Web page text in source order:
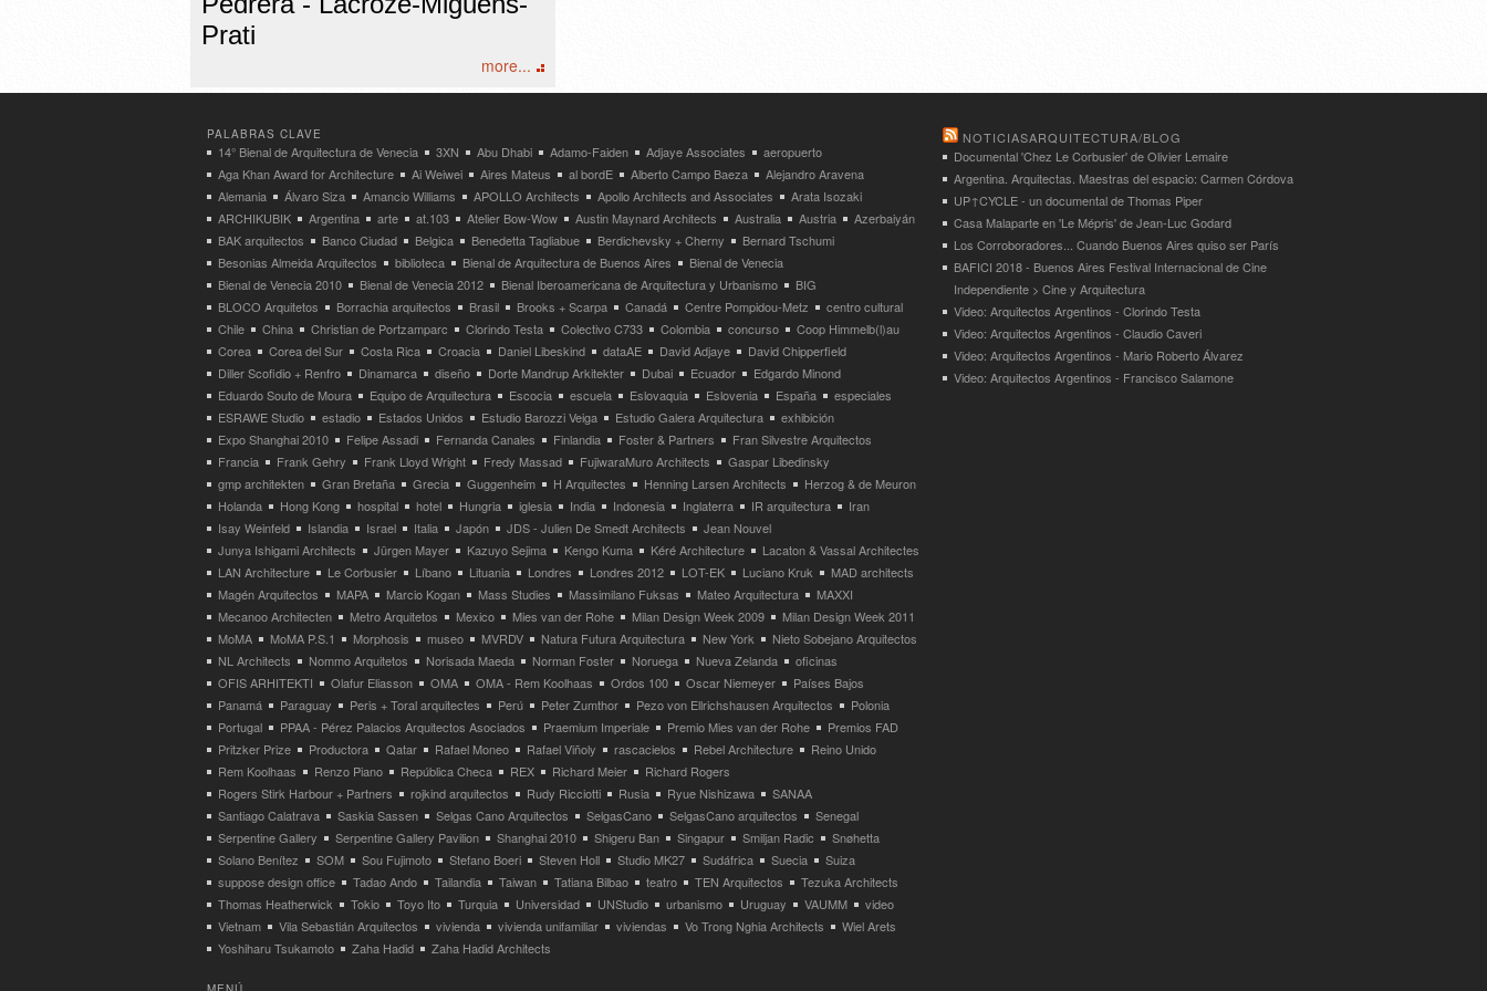
Prati
more...
PALABRAS CLAVE
14° Bienal de Arquitectura de Venecia 3XN Abu Dhabi Adamo-Faiden Adjaye Associates
aeropuerto
Aga Khan Award for Architecture
Ai Weiwei Aires Mateus al bordE Alberto Campo Baeza
Alejandro Aravena
Alemania
Álvaro Siza Amancio Williams APOLLO Architects Apollo Architects and Associates
Arata Isozaki
ARCHIKUBIK
Argentina arte at.103 Atelier Bow-Wow Austin Maynard Architects Australia Austria
Azerbaiyán
BAK arquitectos
Banco Ciudad Belgica Benedetta Tagliabue Berdichevsky + Cherny
Bernard Tschumi
Besonias Almeida Arquitectos
biblioteca Bienal de Arquitectura de Buenos Aires
Bienal de Venecia
Bienal de Venecia 2010
Bienal de Venecia 2012 Bienal Iberoamericana de Arquitectura y Urbanismo
BIG
BLOCO Arquitetos
Borrachia arquitectos Brasil Brooks + Scarpa Canadá Centre Pompidou-Metz
centro cultural
Chile
China Christian de Portzamparc Clorindo Testa Colectivo C733 Colombia concurso
Coop Himmelb(l)au
Corea
Corea del Sur Costa Rica Croacia Daniel Libeskind dataAE David Adjaye
David Chipperfield
Diller Scofidio + Renfro
Dinamarca diseño Dorte Mandrup Arkitekter Dubai Ecuador
Edgardo Minond
Eduardo Souto de Moura
Equipo de Arquitectura Escocia escuela Eslovaquia Eslovenia España
especiales
ESRAWE Studio
estadio Estados Unidos Estudio Barozzi Veiga Estudio Galera Arquitectura
exhibición
Expo Shanghai 2010
Felipe Assadi Fernanda Canales Finlandia Foster & Partners
Fran Silvestre Arquitectos
Francia
Frank Gehry Frank Lloyd Wright Fredy Massad FujiwaraMuro Architects
Gaspar Libedinsky
gmp architekten
Gran Bretaña Grecia Guggenheim H Arquitectes Henning Larsen Architects
Herzog & de Meuron
Holanda
Hong Kong hospital hotel Hungria iglesia India Indonesia Inglaterra IR arquitectura
Iran
Isay Weinfeld
Islandia Israel Italia Japón JDS - Julien De Smedt Architects
Jean Nouvel
Junya Ishigami Architects
Jürgen Mayer Kazuyo Sejima Kengo Kuma Kéré Architecture
Lacaton & Vassal Architectes
LAN Architecture
Le Corbusier Líbano Lituania Londres Londres 2012 LOT-EK Luciano Kruk
MAD architects
Magén Arquitectos
MAPA Marcio Kogan Mass Studies Massimilano Fuksas Mateo Arquitectura
MAXXI
Mecanoo Architecten
Metro Arquitetos Mexico Mies van der Rohe Milan Design Week 2009
Milan Design Week 2011
MoMA
MoMA P.S.1 Morphosis museo MVRDV Natura Futura Arquitectura New York
Nieto Sobejano Arquitectos
NL Architects
Nommo Arquitetos Norisada Maeda Norman Foster Noruega Nueva Zelanda
oficinas
OFIS ARHITEKTI
Olafur Eliasson OMA OMA - Rem Koolhaas Ordos 100 Oscar Niemeyer
Países Bajos
Panamá
Paraguay Peris + Toral arquitectes Perú Peter Zumthor Pezo von Ellrichshausen Arquitectos
Polonia
Portugal
PPAA - Pérez Palacios Arquitectos Asociados Praemium Imperiale Premio Mies van der Rohe
Premios FAD
Pritzker Prize
Productora Qatar Rafael Moneo Rafael Viñoly rascacielos Rebel Architecture
Reino Unido
Rem Koolhaas
Renzo Piano República Checa REX Richard Meier
Richard Rogers
Rogers Stirk Harbour + Partners
rojkind arquitectos Rudy Ricciotti Rusia Ryue Nishizawa
SANAA
Santiago Calatrava
Saskia Sassen Selgas Cano Arquitectos SelgasCano SelgasCano arquitectos
Senegal
Serpentine Gallery
Serpentine Gallery Pavilion Shanghai 2010 Shigeru Ban Singapur Smiljan Radic
Snøhetta
Solano Benítez
SOM Sou Fujimoto Stefano Boeri Steven Holl Studio MK27 Sudáfrica Suecia
Suiza
suppose design office
Tadao Ando Tailandia Taiwan Tatiana Bilbao teatro TEN Arquitectos
Tezuka Architects
Thomas Heatherwick
Tokio Toyo Ito Turquia Universidad UNStudio urbanismo Uruguay VAUMM
video
Vietnam
Vila Sebastián Arquitectos vivienda vivienda unifamiliar viviendas Vo Trong Nghia Architects
Wiel Arets
Yoshiharu Tsukamoto
Zaha Hadid Zaha Hadid Architects
NOTICIASARQUITECTURA/BLOG
Documental 'Chez Le Corbusier' de Olivier Lemaire
Argentina. Arquitectas. Maestras del espacio: Carmen Córdova
UP↑CYCLE - un documental de Thomas Piper
Casa Malaparte en 'Le Mépris' de Jean-Luc Godard
Los Corroboradores... Cuando Buenos Aires quiso ser París
BAFICI 2018 - Buenos Aires Festival Internacional de Cine
Independiente > Cine y Arquitectura
Video: Arquitectos Argentinos - Clorindo Testa
Video: Arquitectos Argentinos - Claudio Caveri
Video: Arquitectos Argentinos - Mario Roberto Álvarez
Video: Arquitectos Argentinos - Francisco Salamone